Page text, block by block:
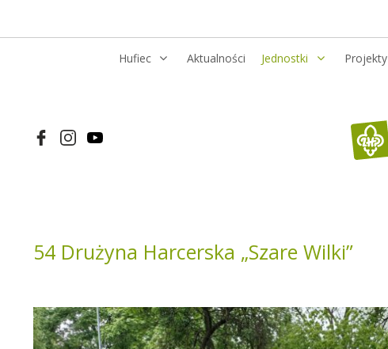
Hufiec Aktualności Jednostki Projekty
54 Drużyna Harcerska „Szare Wilki”